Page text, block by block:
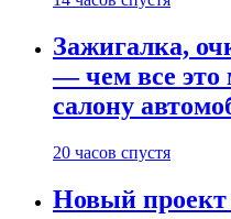
Зажигалка,
— чем все это
салону
20 часов спустя
Новый проект